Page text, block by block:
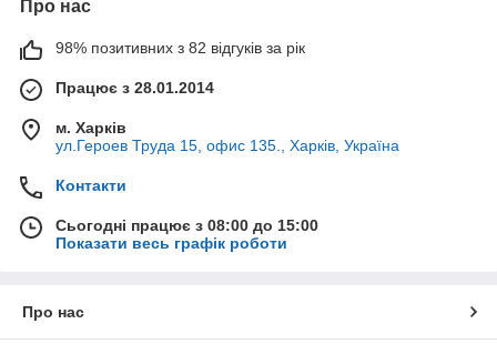
Про нас
98% позитивних з 82 відгуків за рік
Працює з 28.01.2014
м. Харків
ул.Героев Труда 15, офис 135., Харків, Україна
Контакти
Сьогодні працює з 08:00 до 15:00
Показати весь графік роботи
Про нас